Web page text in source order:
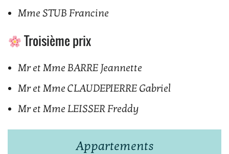
Mme STUB Francine
Troisième prix
Mr et Mme BARRE Jeannette
Mr et Mme CLAUDEPIERRE Gabriel
Mr et Mme LEISSER Freddy
Appartements